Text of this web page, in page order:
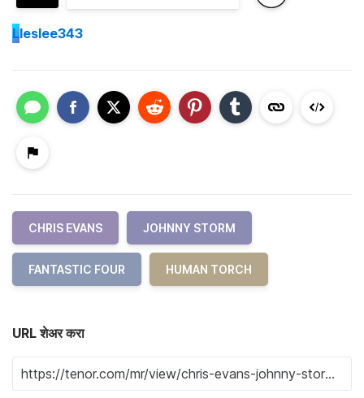
Lleslee343
CHRIS EVANS JOHNNY STORM
FANTASTIC FOUR HUMAN TORCH
URL शेअर करा